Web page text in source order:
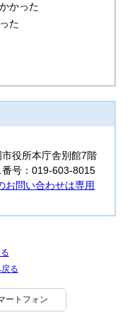
かった
た
役所本庁舎別館7階
号：019-603-8015
問い合わせは専用
る
ートフォン